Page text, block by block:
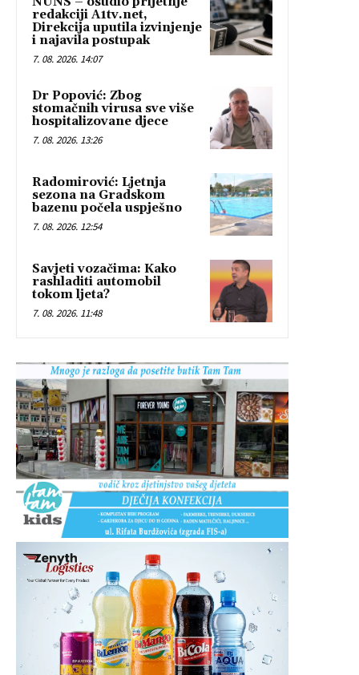
redakciji A1tv.net,
Direkcija uputila izvinjenje
i najavila postupak
7. 08. 2026. 14:07
Dr Popović: Zbog
stomačnih virusa sve više
hospitalizovane djece
7. 08. 2026. 13:26
Radomirović: Ljetnja
sezona na Gradskom
bazenu počela uspješno
7. 08. 2026. 12:54
Savjeti vozačima: Kako
rashladiti automobil
tokom ljeta?
7. 08. 2026. 11:48